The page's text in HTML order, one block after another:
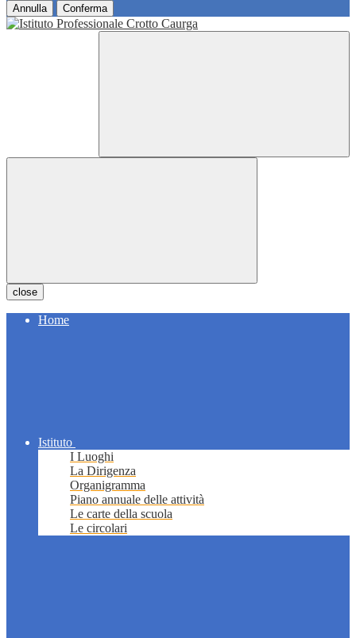
Annulla Conferma
close
Home
Istituto
I Luoghi
La Dirigenza
Organigramma
Piano annuale delle attività
Le carte della scuola
Le circolari